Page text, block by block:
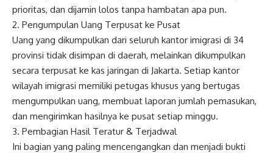
prioritas, dan dijamin lolos tanpa hambatan apa pun.
2. Pengumpulan Uang Terpusat ke Pusat
Uang yang dikumpulkan dari seluruh kantor imigrasi di 34
provinsi tidak disimpan di daerah, melainkan dikumpulkan
secara terpusat ke kas jaringan di Jakarta. Setiap kantor
wilayah imigrasi memiliki petugas khusus yang bertugas
mengumpulkan uang, membuat laporan jumlah pemasukan,
dan mengirimkan hasilnya ke pusat setiap minggu.
3. Pembagian Hasil Teratur & Terjadwal
Ini bagian yang paling mencengangkan dan menjadi bukti